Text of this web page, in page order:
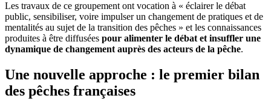
Les travaux de ce groupement ont vocation à « éclairer le débat
public, sensibiliser, voire impulser un changement de pratiques et de
mentalités au sujet de la transition des pêches » et les connaissances
produites à être diffusées pour alimenter le débat et insuffler une
dynamique de changement auprès des acteurs de la pêche.
Une nouvelle approche : le premier bilan
des pêches françaises